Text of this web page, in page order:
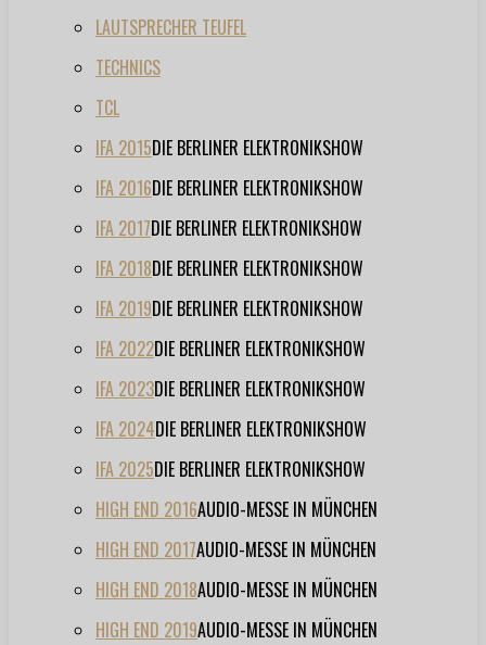
LAUTSPRECHER TEUFEL
TECHNICS
TCL
IFA 2015DIE BERLINER ELEKTRONIKSHOW
IFA 2016DIE BERLINER ELEKTRONIKSHOW
IFA 2017DIE BERLINER ELEKTRONIKSHOW
IFA 2018DIE BERLINER ELEKTRONIKSHOW
IFA 2019DIE BERLINER ELEKTRONIKSHOW
IFA 2022DIE BERLINER ELEKTRONIKSHOW
IFA 2023DIE BERLINER ELEKTRONIKSHOW
IFA 2024DIE BERLINER ELEKTRONIKSHOW
IFA 2025DIE BERLINER ELEKTRONIKSHOW
HIGH END 2016AUDIO-MESSE IN MÜNCHEN
HIGH END 2017AUDIO-MESSE IN MÜNCHEN
HIGH END 2018AUDIO-MESSE IN MÜNCHEN
HIGH END 2019AUDIO-MESSE IN MÜNCHEN